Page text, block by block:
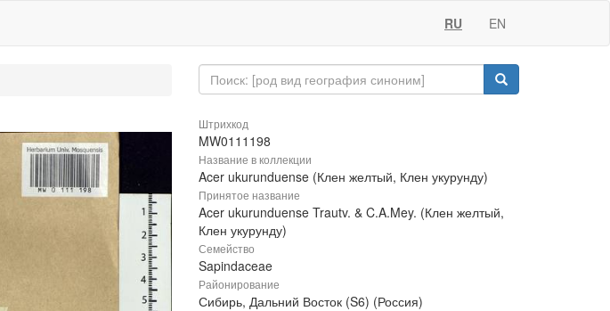
RU EN
Штрихкод
MW0111198
Название в коллекции
Acer ukurunduense (Клен желтый, Клен укурунду)
Принятое название
Acer ukurunduense Trautv. & C.A.Mey. (Клен желтый,
Клен укурунду)
Семейство
Sapindaceae
Районирование
Сибирь, Дальний Восток (S6) (Россия)